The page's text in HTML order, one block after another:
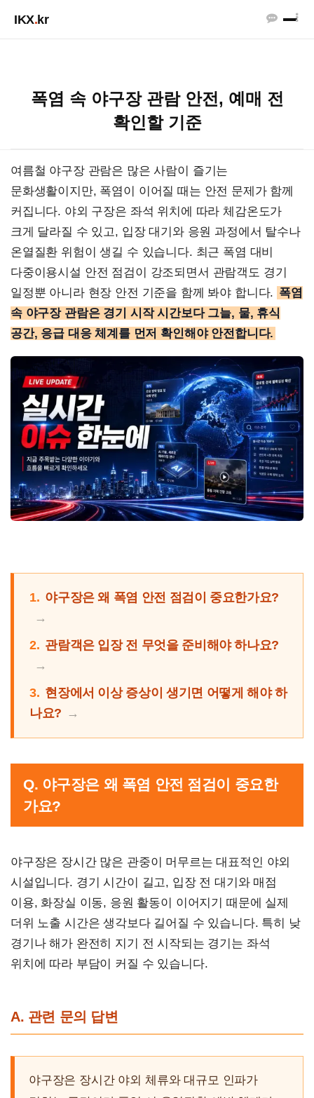
IKX.kr
폭염 속 야구장 관람 안전, 예매 전
확인할 기준
여름철 야구장 관람은 많은 사람이 즐기는
문화생활이지만, 폭염이 이어질 때는 안전 문제가 함께
커집니다. 야외 구장은 좌석 위치에 따라 체감온도가
크게 달라질 수 있고, 입장 대기와 응원 과정에서 탈수나
온열질환 위험이 생길 수 있습니다. 최근 폭염 대비
다중이용시설 안전 점검이 강조되면서 관람객도 경기
일정뿐 아니라 현장 안전 기준을 함께 봐야 합니다. 폭염
속 야구장 관람은 경기 시작 시간보다 그늘, 물, 휴식
공간, 응급 대응 체계를 먼저 확인해야 안전합니다.
1. 야구장은 왜 폭염 안전 점검이 중요한가요?
2. 관람객은 입장 전 무엇을 준비해야 하나요?
3. 현장에서 이상 증상이 생기면 어떻게 해야 하
나요?
Q. 야구장은 왜 폭염 안전 점검이 중요한
가요?
야구장은 장시간 많은 관중이 머무르는 대표적인 야외
시설입니다. 경기 시간이 길고, 입장 전 대기와 매점
이용, 화장실 이동, 응원 활동이 이어지기 때문에 실제
더위 노출 시간은 생각보다 길어질 수 있습니다. 특히 낮
경기나 해가 완전히 지기 전 시작되는 경기는 좌석
위치에 따라 부담이 커질 수 있습니다.
A. 관련 문의 답변
야구장은 장시간 야외 체류와 대규모 인파가